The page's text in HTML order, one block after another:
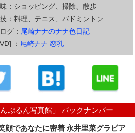
：ショッピング、掃除、散歩
：料理、テニス、バドミントン
グ： 尾崎ナナのナナ色日記
： 尾崎ナナ 恋乳
ぷるん写真館」 バックナンバー
顔であなたに密着 永井里菜グラビア